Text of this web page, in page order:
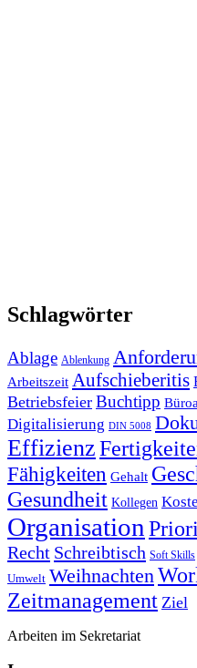
Schlagwörter
Ablage Ablenkung
Arbeitszeit Aufschieberitis
Betriebsfeier Buchtipp
Digitalisierung DIN 5008
Effizienz
Fähigkeiten Gehalt
Gesundheit Kollegen
Organisation
Recht Schreibtisch Soft Skills
Umwelt Weihnachten
Zeitmanagement Ziel
Arbeiten im Sekretariat